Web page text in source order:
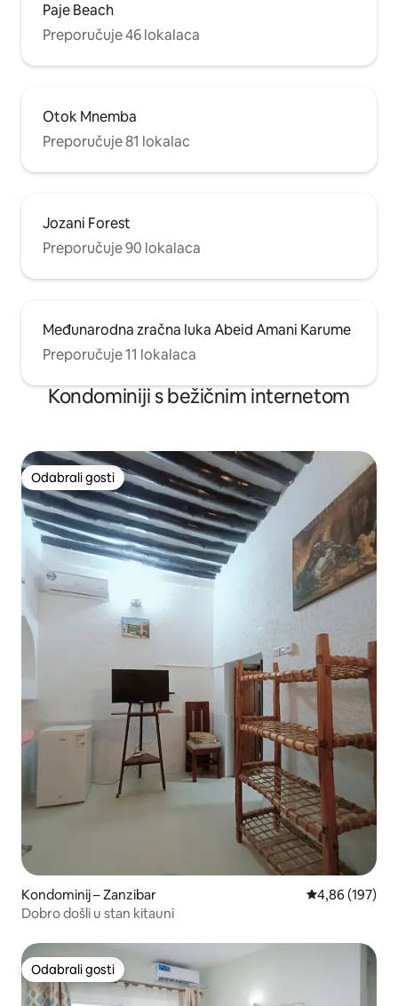
Paje Beach
Preporučuje 46 lokalaca
Otok Mnemba
Preporučuje 81 lokalac
Jozani Forest
Preporučuje 90 lokalaca
Međunarodna zračna luka Abeid Amani Karume
Preporučuje 11 lokalaca
Kondominiji s bežičnim internetom
Odabrali gosti
Odabrali gosti
Kondominij – Zanzibar Prosječna
4,86 (197)
Dobro došli u stan kitauni
Odabrali gosti
Odabrali gosti